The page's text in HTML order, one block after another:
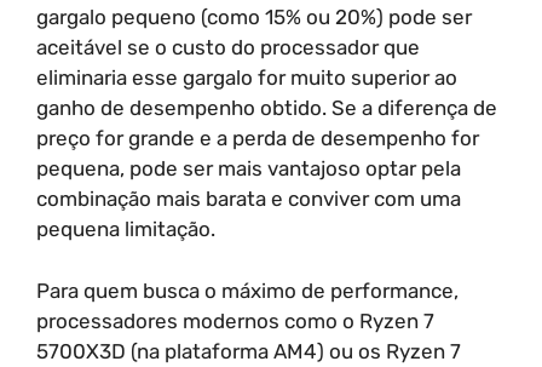
gargalo pequeno (como 15% ou 20%) pode ser
aceitável se o custo do processador que
eliminaria esse gargalo for muito superior ao
ganho de desempenho obtido. Se a diferença de
preço for grande e a perda de desempenho for
pequena, pode ser mais vantajoso optar pela
combinação mais barata e conviver com uma
pequena limitação.
Para quem busca o máximo de performance,
processadores modernos como o Ryzen 7
5700X3D (na plataforma AM4) ou os Ryzen 7